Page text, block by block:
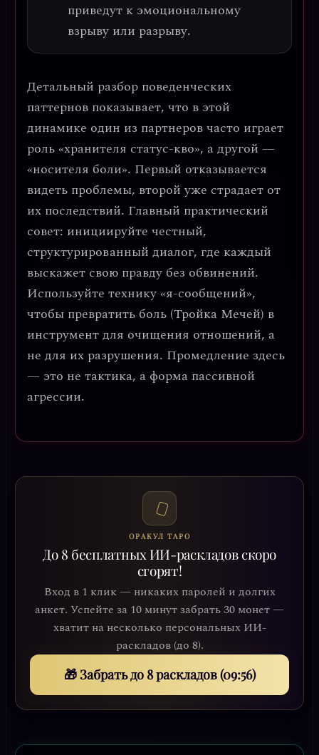
приведут к эмоциональному
взрыву или разрыву.
Детальный разбор поведенческих
паттернов показывает, что в этой
динамике один из партнеров часто играет
роль «хранителя статус-кво», а другой —
«носителя боли». Первый отказывается
видеть проблемы, второй уже страдает от
их последствий. Главный практический
совет: инициируйте честный,
структурированный диалог, где каждый
выскажет свою правду без обвинений.
Используйте технику «я-сообщений»,
чтобы превратить боль (Тройка Мечей) в
инструмент для очищения отношений, а
не для их разрушения. Промедление здесь
— это не тактика, а форма пассивной
агрессии.
ОРАКУЛ ТАРО
До 8 бесплатных ИИ-раскладов скоро
сгорят!
Вход в 1 клик — никаких паролей и долгих
анкет. Успейте за 10 минут забрать 30 монет —
хватит на несколько персональных ИИ-
раскладов (до 8).
🎁 Забрать до 8 раскладов (09:53)